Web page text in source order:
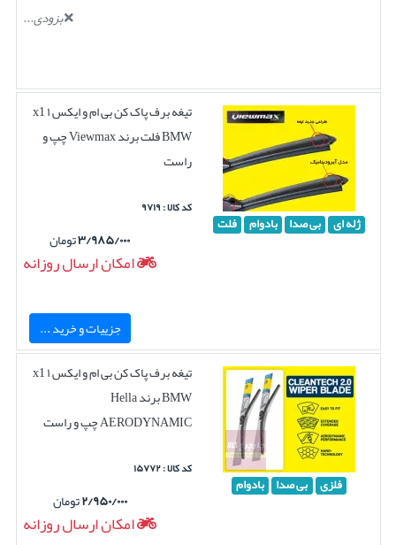
بزودی...
ژله ای بی صدا بادوام فلت
تیغه برف پاک کن بی ام و ایکس ۱ x1
BMW فلت برند Viewmax چپ و
راست
کد کالا : ۹۷۱۹
۳/۹۸۵/۰۰۰تومان
امکان ارسال روزانه
جزییات و خرید ...
فلزی بی صدا بادوام
تیغه برف پاک کن بی ام و ایکس ۱ x1
BMW برند Hella
AERODYNAMIC چپ و راست
کد کالا : ۱۵۷۷۲
۲/۹۵۰/۰۰۰تومان
امکان ارسال روزانه